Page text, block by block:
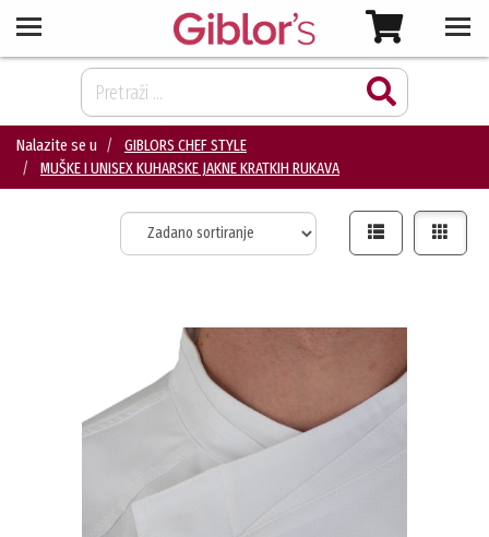
Nalazite se u
GIBLORS CHEF STYLE
MUŠKE I UNISEX KUHARSKE JAKNE KRATKIH RUKAVA